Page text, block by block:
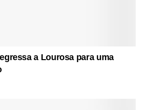
a Lourosa para uma